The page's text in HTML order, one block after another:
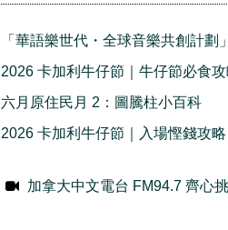
「華語樂世代・全球音樂共創計劃
2026 卡加利牛仔節｜牛仔節必食攻
六月原住民月 2：圖騰柱小百科
2026 卡加利牛仔節｜入場慳錢攻
加拿大中文電台 FM94.7 齊心